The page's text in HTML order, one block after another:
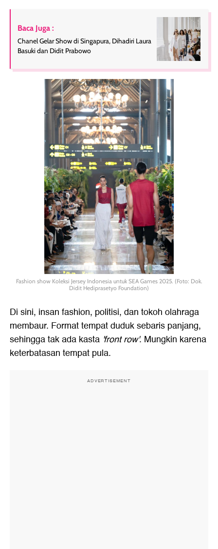
Baca Juga :
Chanel Gelar Show di Singapura, Dihadiri Laura
Basuki dan Didit Prabowo
Fashion show Koleksi Jersey Indonesia untuk SEA Games 2025. (Foto: Dok.
Didit Hediprasetyo Foundation)
Di sini, insan fashion, politisi, dan tokoh olahraga
membaur. Format tempat duduk sebaris panjang,
sehingga tak ada kasta 'front row'. Mungkin karena
keterbatasan tempat pula.
ADVERTISEMENT